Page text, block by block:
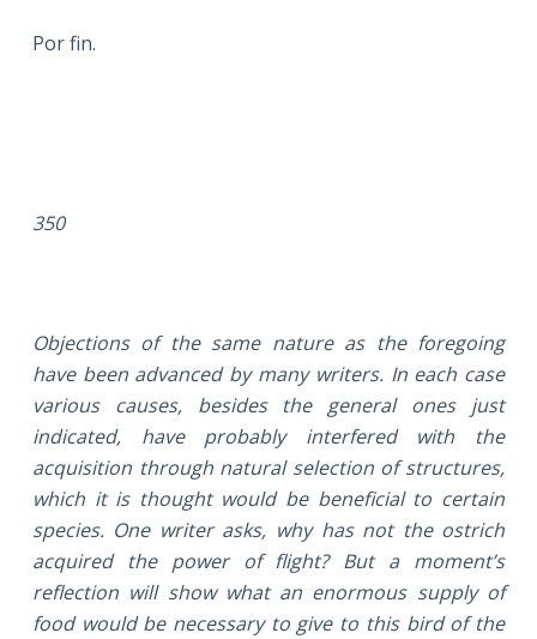
Por fin.
350
Objections of the same nature as the foregoing
have been advanced by many writers. In each case
various causes, besides the general ones just
indicated, have probably interfered with the
acquisition through natural selection of structures,
which it is thought would be beneficial to certain
species. One writer asks, why has not the ostrich
acquired the power of flight? But a moment’s
reflection will show what an enormous supply of
food would be necessary to give to this bird of the